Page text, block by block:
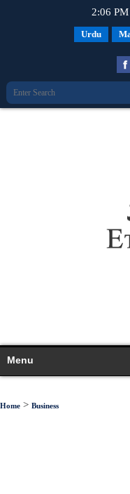
2:06
Urdu
Menu
Home > Business